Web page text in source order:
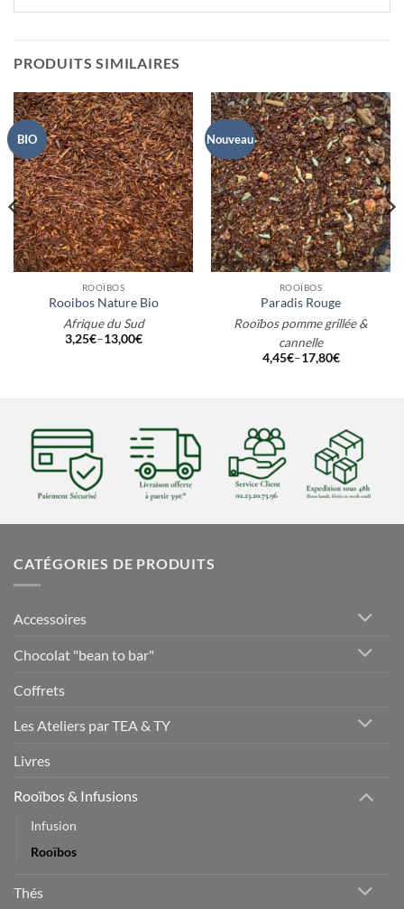
PRODUITS SIMILAIRES
BIO
ROOÏBOS
Rooibos Nature Bio
Afrique du Sud
3,25€–13,00€
Nouveau
ROOÏBOS
Paradis Rouge
Rooïbos pomme grillée &
cannelle
4,45€–17,80€
CATÉGORIES DE PRODUITS
Accessoires
Chocolat "bean to bar"
Coffrets
Les Ateliers par TEA & TY
Livres
Rooïbos & Infusions
Infusion
Rooïbos
Thés